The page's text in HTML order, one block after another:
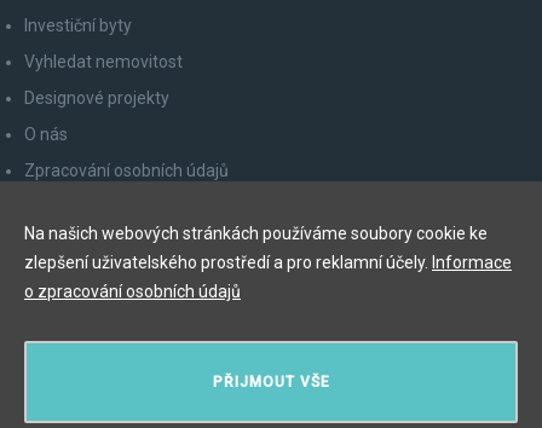
Investiční byty
Vyhledat nemovitost
Designové projekty
O nás
Zpracování osobních údajů
Odhlášení z newsletteru
PŘIJMOUT VŠE
Na našich webových stránkách používáme soubory cookie ke
zlepšení uživatelského prostředí a pro reklamní účely. Informace
o zpracování osobních údajů